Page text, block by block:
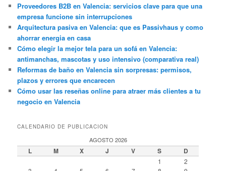
Proveedores B2B en Valencia: servicios clave para que una
empresa funcione sin interrupciones
Arquitectura pasiva en Valencia: que es Passivhaus y como
ahorrar energia en casa
Cómo elegir la mejor tela para un sofá en Valencia:
antimanchas, mascotas y uso intensivo (comparativa real)
Reformas de baño en Valencia sin sorpresas: permisos,
plazos y errores que encarecen
Cómo usar las reseñas online para atraer más clientes a tu
negocio en Valencia
CALENDARIO DE PUBLICACION
AGOSTO 2026
L M X J V S D
1
2